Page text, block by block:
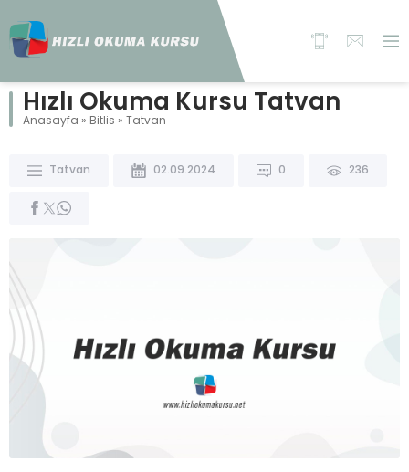
Hızlı Okuma Kursu Tatvan
Anasayfa » Bitlis » Tatvan
Tatvan 02.09.2024 0 236